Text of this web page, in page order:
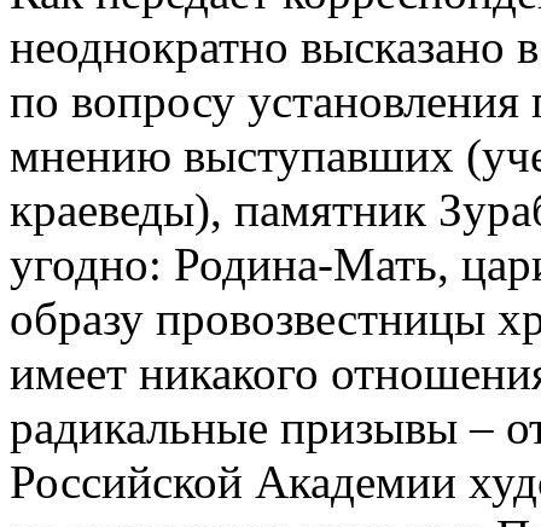
неоднократно высказано
по вопросу
мнению выступавших
краеведы), памятник
угодно: Родина-Мать,
образу провозвестницы
имеет никакого
радикальные призывы –
Российской Академии